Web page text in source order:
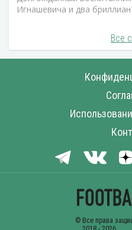
Игнашевича и два
Все